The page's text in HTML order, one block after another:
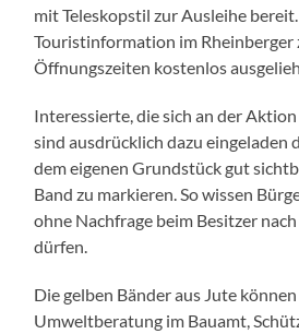
mit Teleskopstil zur Ausleihe
Touristinformation im Rheinberger
Öffnungszeiten kostenlos
Interessierte, die sich an der
sind ausdrücklich dazu eingeladen
dem eigenen Grundstück gut
Band zu markieren. So wissen
ohne Nachfrage beim Besitzer
dürfen.
Die gelben Bänder aus Jute
Umweltberatung im Bauamt,